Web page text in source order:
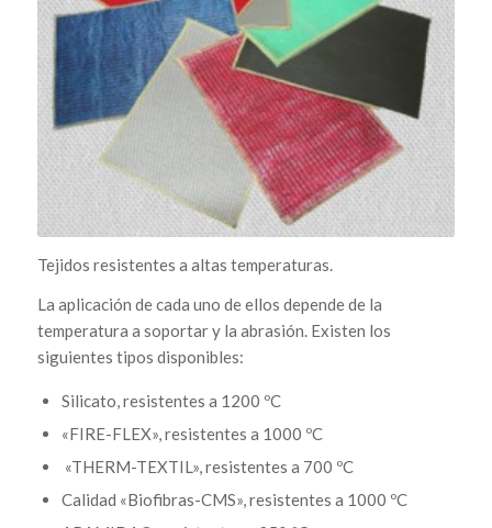
Tejidos resistentes a altas temperaturas.
La aplicación de cada uno de ellos depende de la
temperatura a soportar y la abrasión. Existen los
siguientes tipos disponibles:
Silicato, resistentes a 1200 ºC
«FIRE-FLEX», resistentes a 1000 ºC
«THERM-TEXTIL», resistentes a 700 ºC
Calidad «Biofibras-CMS», resistentes a 1000 ºC